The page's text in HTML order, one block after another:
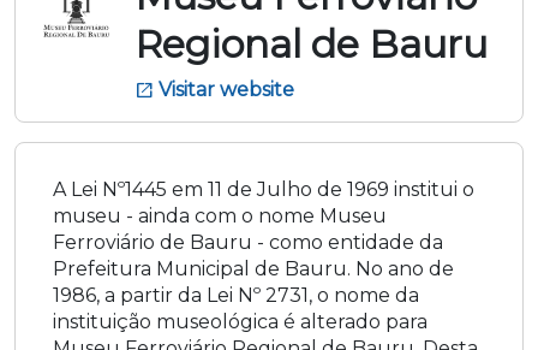
Regional de Bauru
open_in_new Visitar website
A Lei Nº1445 em 11 de Julho de 1969 institui o
museu - ainda com o nome Museu
Ferroviário de Bauru - como entidade da
Prefeitura Municipal de Bauru. No ano de
1986, a partir da Lei Nº 2731, o nome da
instituição museológica é alterado para